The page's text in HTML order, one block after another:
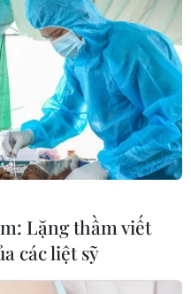
hưởng hàng nghìn
hàng nghìn người
gián đoạn dịch vụ
của Netflix (Mỹ) ngày
Lặng thầm viết
các liệt sỹ